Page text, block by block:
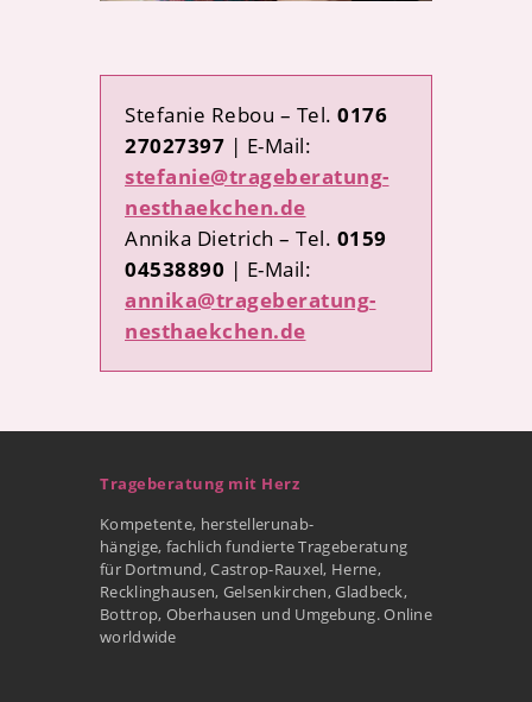
Stefanie Rebou – Tel. 0176
27027397 | E-Mail:
stefanie@trageberatung-
nesthaekchen.de
Annika Dietrich – Tel. 0159
04538890 | E-Mail:
annika@trageberatung-
nesthaekchen.de
Trageberatung mit Herz
Kompetente, herstellerunab-
hängige, fachlich fundierte Trageberatung
für Dortmund, Castrop-Rauxel, Herne,
Recklinghausen, Gelsenkirchen, Gladbeck,
Bottrop, Oberhausen und Umgebung. Online
worldwide